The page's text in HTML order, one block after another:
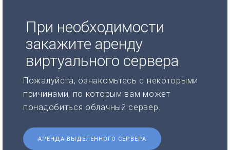
При необходимости
закажите аренду
виртуального сервера
Пожалуйста, ознакомьтесь с некоторыми
причинами, по которым вам может
понадобиться облачный сервер.
АРЕНДА ВЫДЕЛЕННОГО СЕРВЕРА